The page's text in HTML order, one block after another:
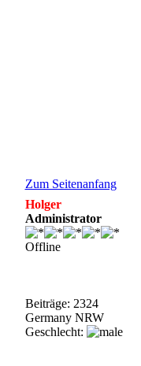
Zum Seitenanfang
Holger
Administrator
Offline
Beiträge: 2324
Germany NRW
Geschlecht: